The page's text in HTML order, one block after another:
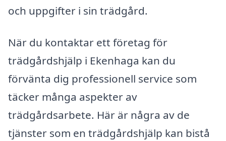
och uppgifter i sin trädgård.
När du kontaktar ett företag för
trädgårdshjälp i Ekenhaga kan du
förvänta dig professionell service som
täcker många aspekter av
trädgårdsarbete. Här är några av de
tjänster som en trädgårdshjälp kan bistå